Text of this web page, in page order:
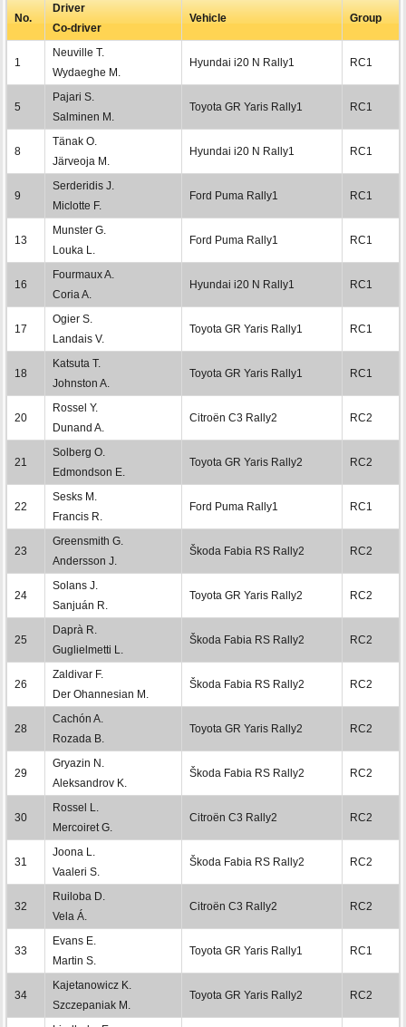
No.
Driver
Co-driver
Vehicle Group
1
Neuville T.
Wydaeghe M.
Hyundai i20 N Rally1 RC1
5
Pajari S.
Salminen M.
Toyota GR Yaris Rally1 RC1
8
Tänak O.
Järveoja M.
Hyundai i20 N Rally1 RC1
9
Serderidis J.
Miclotte F.
Ford Puma Rally1 RC1
13
Munster G.
Louka L.
Ford Puma Rally1 RC1
16
Fourmaux A.
Coria A.
Hyundai i20 N Rally1 RC1
17
Ogier S.
Landais V.
Toyota GR Yaris Rally1 RC1
18
Katsuta T.
Johnston A.
Toyota GR Yaris Rally1 RC1
20
Rossel Y.
Dunand A.
Citroën C3 Rally2 RC2
21
Solberg O.
Edmondson E.
Toyota GR Yaris Rally2 RC2
22
Sesks M.
Francis R.
Ford Puma Rally1 RC1
23
Greensmith G.
Andersson J.
Škoda Fabia RS Rally2 RC2
24
Solans J.
Sanjuán R.
Toyota GR Yaris Rally2 RC2
25
Daprà R.
Guglielmetti L.
Škoda Fabia RS Rally2 RC2
26
Zaldivar F.
Der Ohannesian M.
Škoda Fabia RS Rally2 RC2
28
Cachón A.
Rozada B.
Toyota GR Yaris Rally2 RC2
29
Gryazin N.
Aleksandrov K.
Škoda Fabia RS Rally2 RC2
30
Rossel L.
Mercoiret G.
Citroën C3 Rally2 RC2
31
Joona L.
Vaaleri S.
Škoda Fabia RS Rally2 RC2
32
Ruiloba D.
Vela Á.
Citroën C3 Rally2 RC2
33
Evans E.
Martin S.
Toyota GR Yaris Rally1 RC1
34
Kajetanowicz K.
Szczepaniak M.
Toyota GR Yaris Rally2 RC2